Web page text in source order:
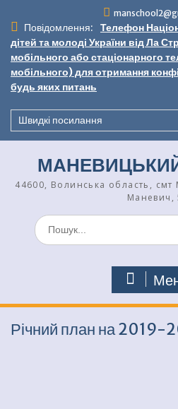
вмісту
Повідомлення:
Телефон
дітей та молоді України від Ла
мобільного або стаціонарного
мобільного) для отримання
будь яких питань
Швидкі посилання
44600, Волинська область, смт
Маневич,
Шукати:
Річний план на 2019-